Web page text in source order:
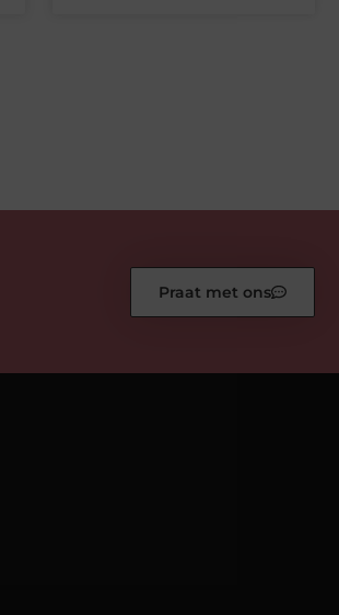
Praat met ons